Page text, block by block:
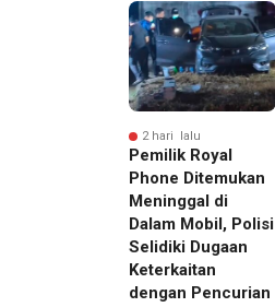
2 hari lalu
Pemilik Royal
Phone Ditemukan
Meninggal di
Dalam Mobil, Polisi
Selidiki Dugaan
Keterkaitan
dengan Pencurian